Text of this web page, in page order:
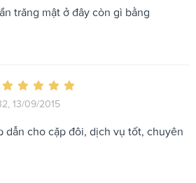
trăng mật ở đây còn gì bằng
13/09/2015
dẫn cho cặp đôi, dịch vụ tốt, chuyên